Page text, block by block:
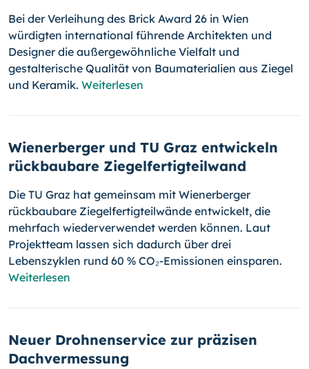
Bei der Verleihung des Brick Award 26 in Wien
würdigten international führende Architekten und
Designer die außergewöhnliche Vielfalt und
gestalterische Qualität von Baumaterialien aus Ziegel
und Keramik. Weiterlesen
Wienerberger und TU Graz entwickeln
rückbaubare Ziegelfertigteilwand
Die TU Graz hat gemeinsam mit Wienerberger
rückbaubare Ziegelfertigteilwände entwickelt, die
mehrfach wiederverwendet werden können. Laut
Projektteam lassen sich dadurch über drei
Lebenszyklen rund 60 % CO₂-Emissionen einsparen.
Weiterlesen
Neuer Drohnenservice zur präzisen
Dachvermessung